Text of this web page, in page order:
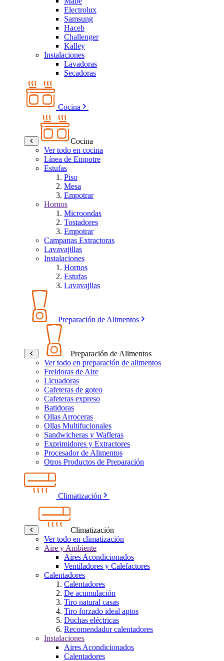
Electrolux
Samsung
Haceb
Challenger
Kalley
Instalaciones
Lavadoras
Secadoras
Cocina
Cocina
Ver todo en cocina
Línea de Empotre
Estufas
Piso
Mesa
Empotrar
Hornos
Microondas
Tostadores
Empotrar
Campanas Extractoras
Lavavajillas
Instalaciones
Hornos
Estufas
Lavavajllas
Preparación de Alimentos
Preparación de Alimentos
Ver todo en preparación de alimentos
Freidoras de Aire
Licuadoras
Cafeteras de goteo
Cafeteras expreso
Batidoras
Ollas Arroceras
Ollas Multifucionales
Sandwicheras y Wafleras
Exprimidores y Extractores
Procesador de Alimentos
Otros Productos de Preparación
Climatización
Climatización
Ver todo en climatización
Aire y Ambiente
Aires Acondicionados
Ventiladores y Calefactores
Calentadores
Calentadores
De acumulación
Tiro natural casas
Tiro forzado ideal aptos
Duchas eléctricas
Recomendador calentadores
Instalaciones
Aires Acondicionados
Calentadores